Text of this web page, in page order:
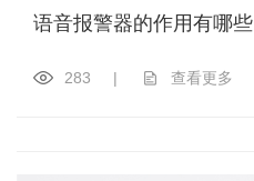
语音报警器的作用有哪些
283 | 查看更多